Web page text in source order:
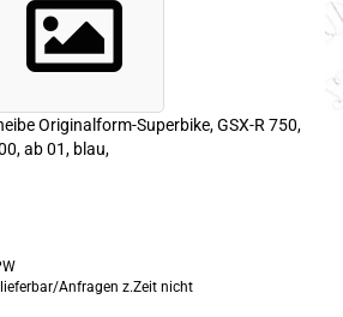
Originalform-Superbike, GSX-R 750,
ab 01, blau,
z.Zeit nicht